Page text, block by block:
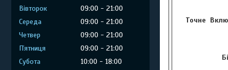
Точне
Вівторок
09:00
21:00
Середа
09:00
21:00
Четвер
09:00
21:00
Пʼятниця
09:00
21:00
Субота
10:00
18:00